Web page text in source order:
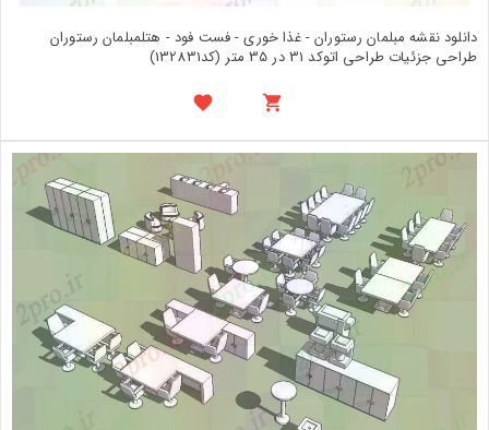
دانلود نقشه مبلمان رستوران - غذا خوری - فست فود - هتلمبلمان رستوران
طراحی جزئیات طراحی اتوکد 31 در 35 متر (کد132831)